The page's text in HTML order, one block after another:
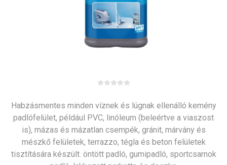
Habzásmentes minden víznek és lúgnak ellenálló kemény
padlófelület, például PVC, linóleum (beleértve a viaszost
is), mázas és mázatlan csempék, gránit, márvány és
mészkő felületek, terrazzo, tégla és beton felületek
tisztítására készült. öntött padló, gumipadló, sportcsarnok